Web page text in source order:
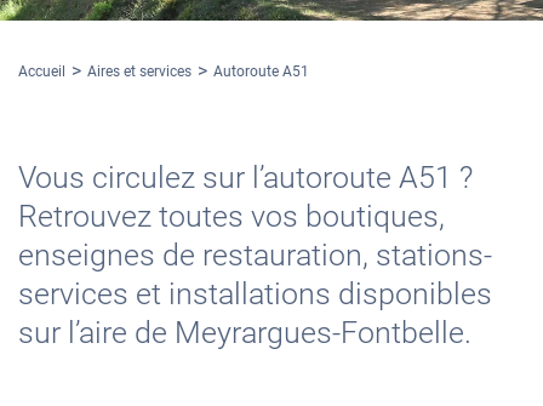
Accueil Aires et services Autoroute A51
Vous circulez sur l’autoroute A51 ?
Retrouvez toutes vos boutiques,
enseignes de restauration, stations-
services et installations disponibles
sur l’aire de Meyrargues-Fontbelle.